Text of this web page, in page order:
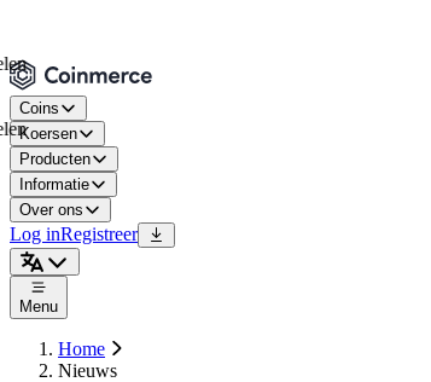
Coins
Koersen
Producten
Informatie
Over ons
Log inRegistreer
Menu
Home
Nieuws